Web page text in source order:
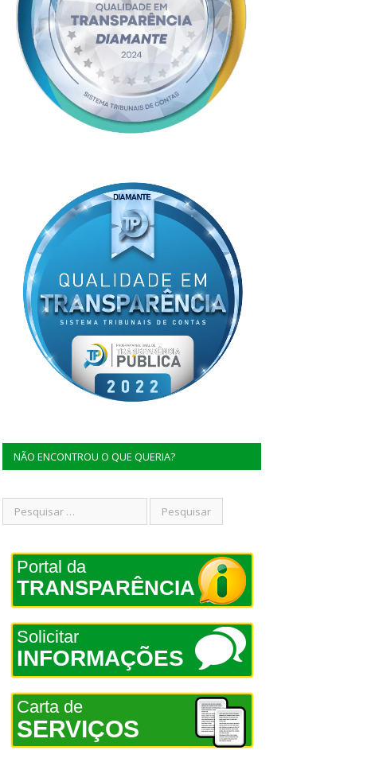
NÃO ENCONTROU O QUE QUERIA?
Portal da
TRANSPARÊNCIA
Solicitar
INFORMAÇÕES
Carta de
SERVIÇOS